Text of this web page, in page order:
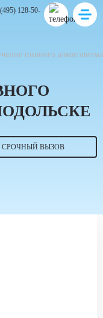
128-50-
пивного алкоголизма
СРОЧНЫЙ ВЫЗОВ